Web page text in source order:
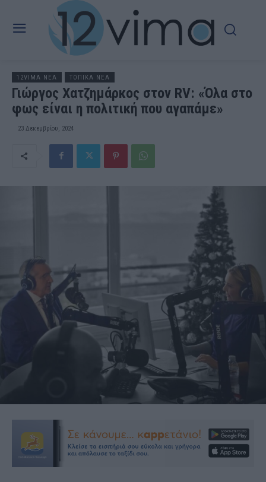
12VIMA ΝΕΑ ΤΟΠΙΚΑ ΝΕΑ
Γιώργος Χατζημάρκος στον RV: «Όλα στο
φως είναι η πολιτική που αγαπάμε»
23 Δεκεμβρίου, 2024